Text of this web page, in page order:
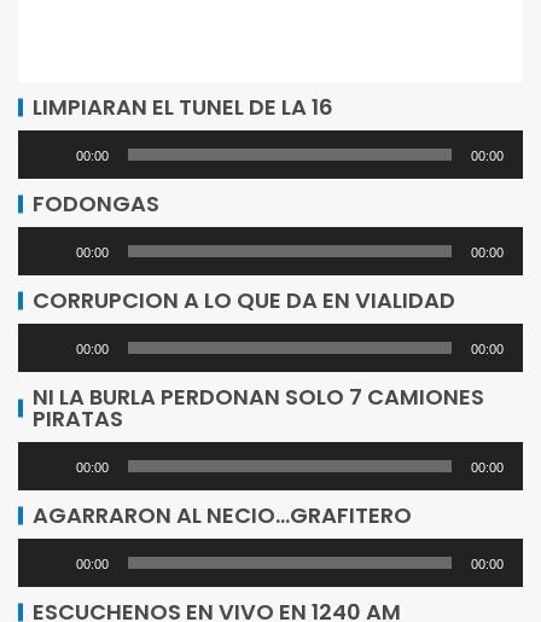
LIMPIARAN EL TUNEL DE LA 16
Reproductor
de
audio
00:00 00:00
FODONGAS
Reproductor
de
audio
00:00 00:00
CORRUPCION A LO QUE DA EN VIALIDAD
Reproductor
de
audio
00:00 00:00
NI LA BURLA PERDONAN SOLO 7 CAMIONES
PIRATAS
Reproductor
de
audio
00:00 00:00
AGARRARON AL NECIO…GRAFITERO
Reproductor
de
00:00 00:00
ESCUCHENOS EN VIVO EN 1240 AM